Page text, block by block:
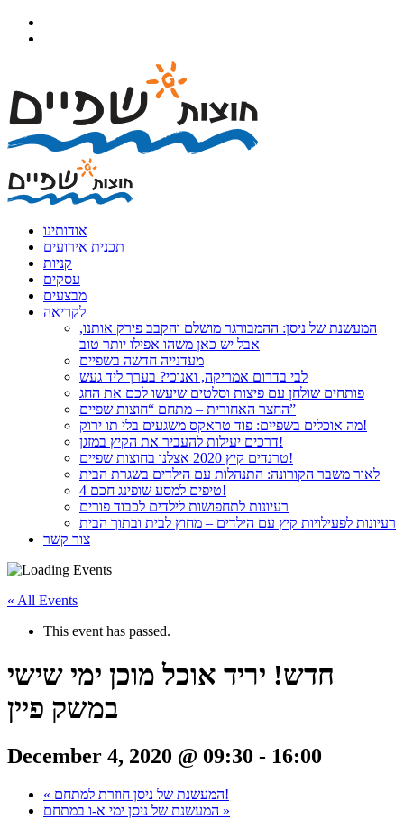
אודותינו
תכנית אירועים
קניות
עסקים
מבצעים
לקריאה
המעשנת של ניסן: ההמבורגר מושלם והקבב פירק אותנו,
אבל יש כאן משהו אפילו יותר טוב
מעדנייה חדשה בשפיים
לבי בדרום אמריקה, ואנוכי? בערך ליד געש
פותחים שולחן עם פיצות וסלטים שיעשו לכם את החג
החצר האחורית – מתחם “חוצות שפיים”
מה אוכלים בשפיים: פוד טראקס משגעים בלי תו ירוק!
דרכים יעילות להעביר את הקיץ במזגן!
טרנדים קיץ 2020 אצלנו בחוצות שפיים!
לאור משבר הקורונה: התנהלות עם הילדים בשגרת הבית
4 טיפים למסע שופינג חכם!
רעיונות לתחפושות לילדים לכבוד פורים
רעיונות לפעילויות קיץ עם הילדים – מחוץ לבית ובתוך הבית
צור קשר
« All Events
This event has passed.
חדש! יריד אוכל מוכן ימי שישי
במשק פיין
December 4, 2020 @ 09:30 - 16:00
«
המעשנת של ניסן חוזרת למתחם!
»